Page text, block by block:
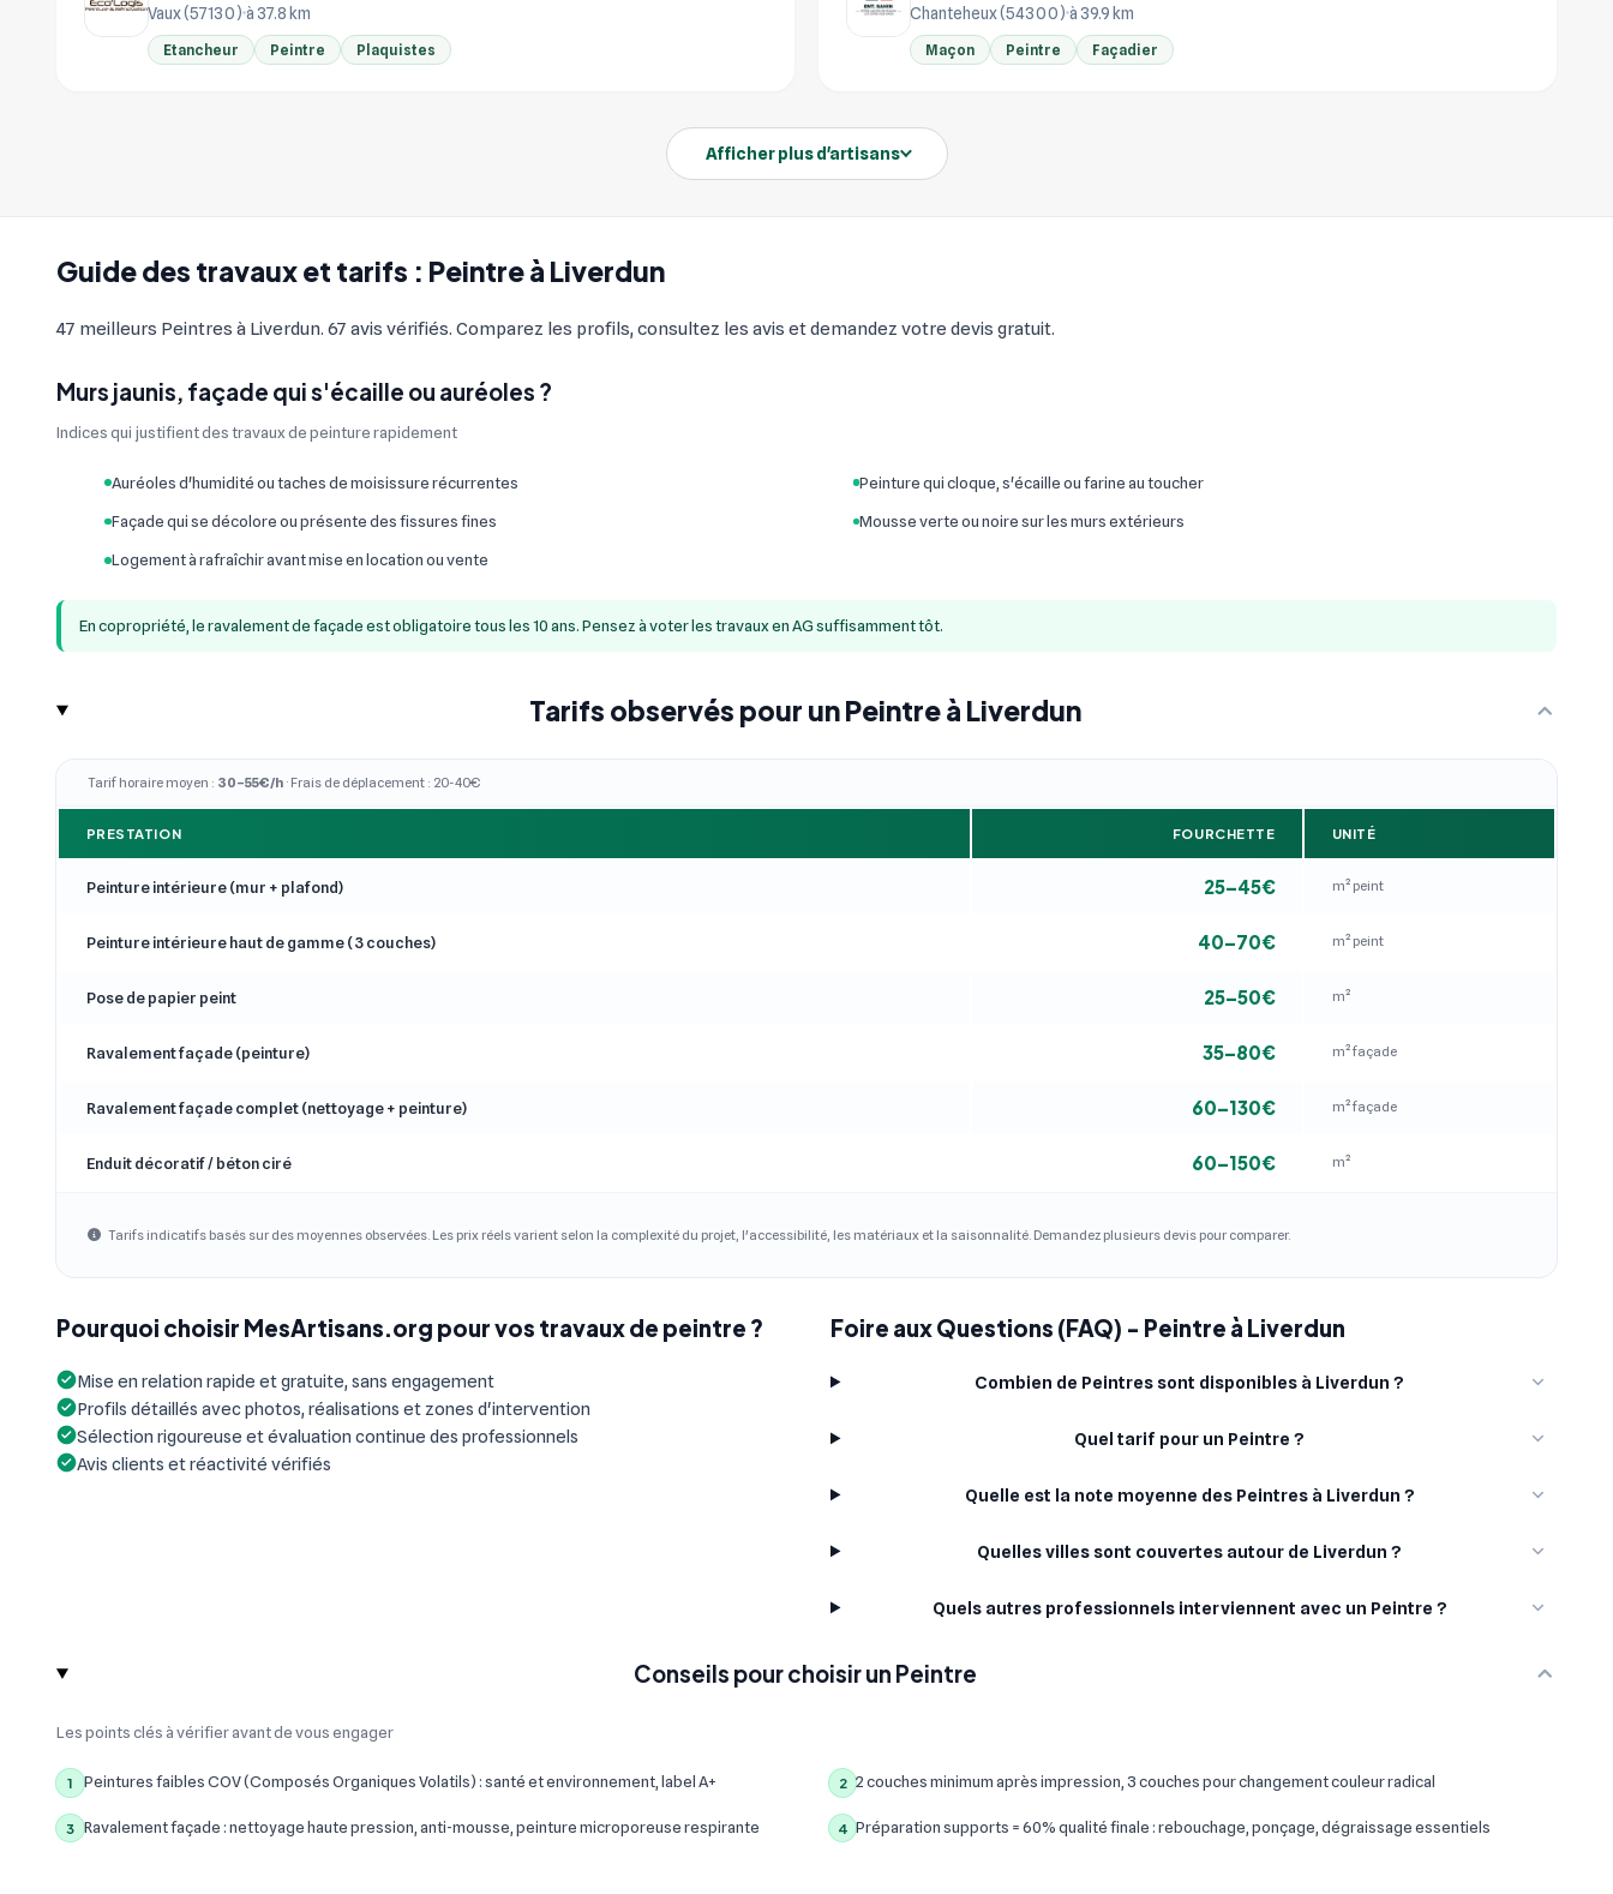
Guide des travaux et tarifs : Peintre à Liverdun
47 meilleurs Peintres à Liverdun. 67 avis vérifiés. Comparez les profils, consultez les avis et demandez votre devis gratuit.
Murs jaunis, façade qui s'écaille ou auréoles ?
Indices qui justifient des travaux de peinture rapidement
Auréoles d'humidité ou taches de moisissure récurrentes Peinture qui cloque, s'écaille ou farine au toucher
Façade qui se décolore ou présente des fissures fines Mousse verte ou noire sur les murs extérieurs
Logement à rafraîchir avant mise en location ou vente
En copropriété, le ravalement de façade est obligatoire tous les 10 ans. Pensez à voter les travaux en AG suffisamment tôt.
Tarifs observés pour un Peintre à Liverdun
Tarif horaire moyen : 30–55€/h · Frais de déplacement : 20-40€
PRESTATION FOURCHETTE UNITÉ
Peinture intérieure (mur + plafond) 25–45€ m² peint
Peinture intérieure haut de gamme (3 couches) 40–70€ m² peint
Pose de papier peint 25–50€ m²
Ravalement façade (peinture) 35–80€ m² façade
Ravalement façade complet (nettoyage + peinture) 60–130€ m² façade
Enduit décoratif / béton ciré 60–150€ m²
Tarifs indicatifs basés sur des moyennes observées. Les prix réels varient selon la complexité du projet, l'accessibilité, les matériaux et la saisonnalité. Demandez plusieurs devis pour comparer.
Pourquoi choisir MesArtisans.org pour vos travaux de peintre ?
Mise en relation rapide et gratuite, sans engagement
Profils détaillés avec photos, réalisations et zones d'intervention
Sélection rigoureuse et évaluation continue des professionnels
Avis clients et réactivité vérifiés
Foire aux Questions (FAQ) - Peintre à Liverdun
Combien de Peintres sont disponibles à Liverdun ?
Quel tarif pour un Peintre ?
Quelle est la note moyenne des Peintres à Liverdun ?
Quelles villes sont couvertes autour de Liverdun ?
Quels autres professionnels interviennent avec un Peintre ?
Conseils pour choisir un Peintre
Les points clés à vérifier avant de vous engager
1 Peintures faibles COV (Composés Organiques Volatils) : santé et environnement, label A+ 2 2 couches minimum après impression, 3 couches pour changement couleur radical
3 Ravalement façade : nettoyage haute pression, anti-mousse, peinture microporeuse respirante 4 Préparation supports = 60% qualité finale : rebouchage, ponçage, dégraissage essentiels
Vaux (57130) à 37.8 km
Etancheur Peintre Plaquistes
Chanteheux (54300) à 39.9 km
Maçon Peintre Façadier
Afficher plus d'artisans